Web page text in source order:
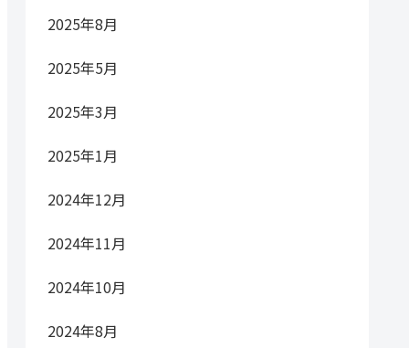
2025年8月
2025年5月
2025年3月
2025年1月
2024年12月
2024年11月
2024年10月
2024年8月